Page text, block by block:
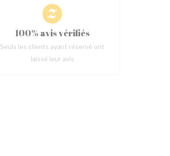
100% avis vérifiés
Seuls les clients ayant réservé ont
laissé leur avis